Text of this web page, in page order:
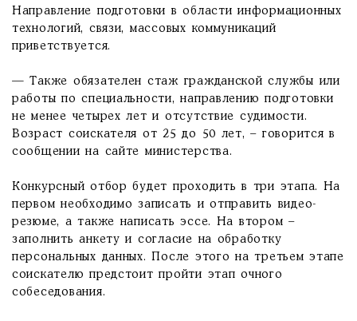
Направление подготовки в области информационных
технологий, связи, массовых коммуникаций
приветствуется.
— Также обязателен стаж гражданской службы или
работы по специальности, направлению подготовки
не менее четырех лет и отсутствие судимости.
Возраст соискателя от 25 до 50 лет, – говорится в
сообщении на сайте министерства.
Конкурсный отбор будет проходить в три этапа. На
первом необходимо записать и отправить видео-
резюме, а также написать эссе. На втором –
заполнить анкету и согласие на обработку
персональных данных. После этого на третьем этапе
соискателю предстоит пройти этап очного
собеседования.